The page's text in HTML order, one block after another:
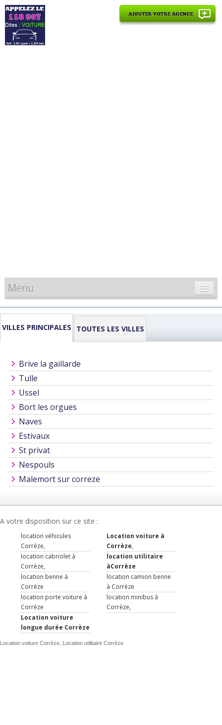
Menu
CARTE DE FRANCE
INFORMATIONS
VILLES PRINCIPALES TOUTES LES VILLES
Brive la gaillarde
Tulle
Ussel
Bort les orgues
Naves
Estivaux
St privat
Nespouls
Malemort sur correze
A votre disposition sur ce site :
location véhicules
Corrèze,
Location voiture à
Corrèze,
location cabriolet à
Corrèze,
location utilitaire
àCorrèze
location benne à
Corrèze
location camion benne
à Corrèze
location porte voiture à
Corrèze
location minibus à
Corrèze,
Location voiture
longue durée Corrèze
Location voiture Corrèze, Location utilitaire Corrèze